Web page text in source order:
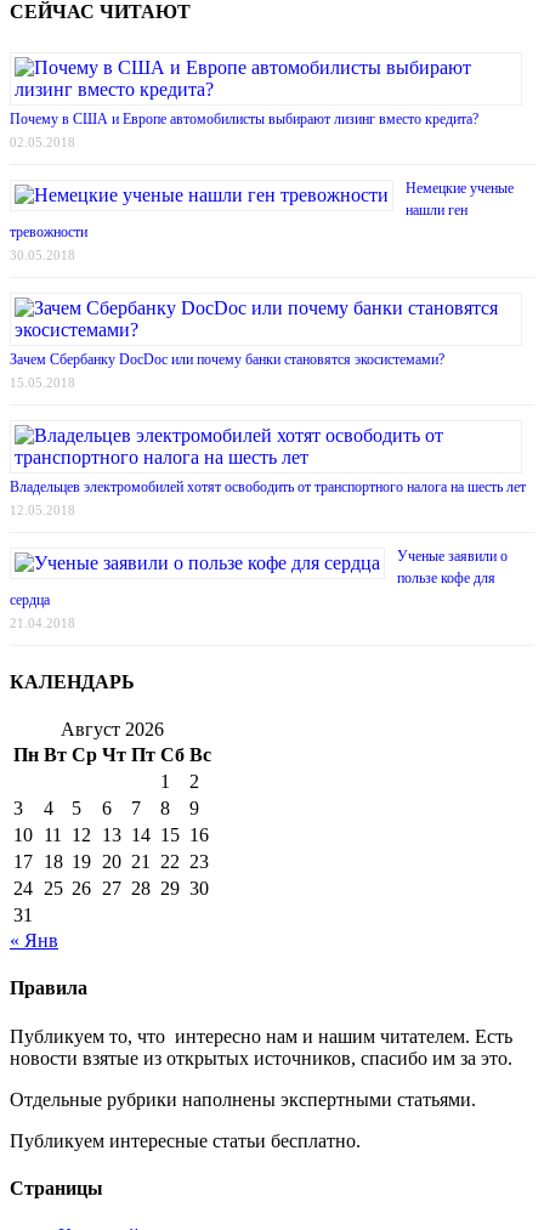
СЕЙЧАС ЧИТАЮТ
Почему в США и Европе автомобилисты выбирают лизинг вместо кредита?
02.05.2018
Немецкие ученые
нашли ген
тревожности
30.05.2018
Зачем Сбербанку DocDoc или почему банки становятся экосистемами?
15.05.2018
Владельцев электромобилей хотят освободить от транспортного налога на шесть лет
12.05.2018
Ученые заявили о
пользе кофе для
сердца
21.04.2018
КАЛЕНДАРЬ
Август 2026
Пн Вт Ср Чт Пт Сб Вс
1
2
3
4 5 6 7 8
9
10 11 12 13 14 15 16
17 18 19 20 21 22 23
24 25 26 27 28 29 30
31
« Янв
Правила
Публикуем то, что интересно нам и нашим читателем. Есть
новости взятые из открытых источников, спасибо им за это.
Отдельные рубрики наполнены экспертными статьями.
Публикуем интересные статьи бесплатно.
Страницы